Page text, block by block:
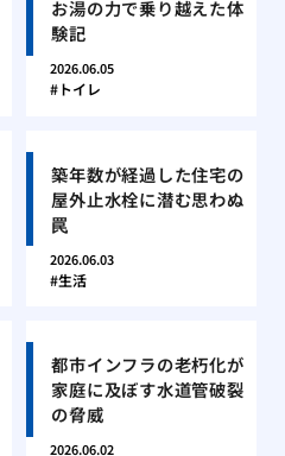
お湯の力で乗り越えた体
験記
2026.06.05
トイレ
築年数が経過した住宅の
屋外止水栓に潜む思わぬ
罠
2026.06.03
生活
都市インフラの老朽化が
家庭に及ぼす水道管破裂
の脅威
2026.06.02